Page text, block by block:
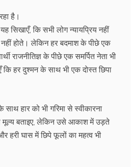
है।
सिखाएँ, कि सभी लोग न्यायप्रिय नहीं
नहीं होते। लेकिन हर बदमाश के पीछे एक
राजनीतिज्ञ के पीछे एक समर्पित नेता भी
हर दुश्मन के साथ भी एक दोस्त छिपा
हार को भी गरिमा से स्वीकारना
मूल्य बताइए, लेकिन उसे आकाश में उड़ते
हरी घास में छिपे फूलों का महत्व भी